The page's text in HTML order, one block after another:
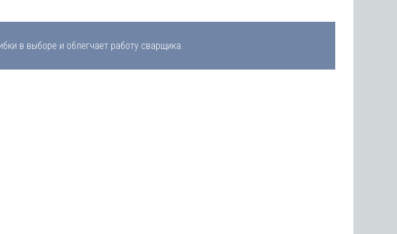
в выборе и облегчает работу сварщика.